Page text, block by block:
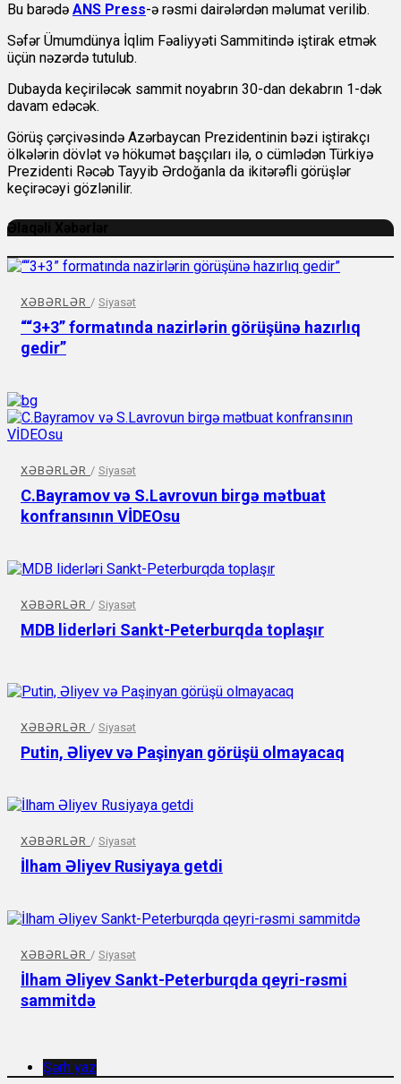
Bu barədə ANS Press-ə rəsmi dairələrdən məlumat verilib.
Səfər Ümumdünya İqlim Fəaliyyəti Sammitində iştirak etmək
üçün nəzərdə tutulub.
Dubayda keçiriləcək sammit noyabrın 30-dan dekabrın 1-dək
davam edəcək.
Görüş çərçivəsində Azərbaycan Prezidentinin bəzi iştirakçı
ölkələrin dövlət və hökumət başçıları ilə, o cümlədən Türkiyə
Prezidenti Rəcəb Tayyib Ərdoğanla da ikitərəfli görüşlər
keçirəcəyi gözlənilir.
Əlaqəli Xəbərlər
XƏBƏRLƏR / Siyasət
““3+3” formatında nazirlərin görüşünə hazırlıq
gedir”
XƏBƏRLƏR / Siyasət
C.Bayramov və S.Lavrovun birgə mətbuat
konfransının VİDEOsu
XƏBƏRLƏR / Siyasət
MDB liderləri Sankt-Peterburqda toplaşır
XƏBƏRLƏR / Siyasət
Putin, Əliyev və Paşinyan görüşü olmayacaq
XƏBƏRLƏR / Siyasət
İlham Əliyev Rusiyaya getdi
XƏBƏRLƏR / Siyasət
İlham Əliyev Sankt-Peterburqda qeyri-rəsmi
sammitdə
Şərh yaz